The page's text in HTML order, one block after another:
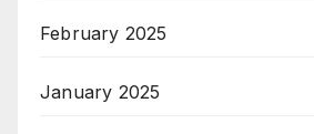
February 2025
January 2025